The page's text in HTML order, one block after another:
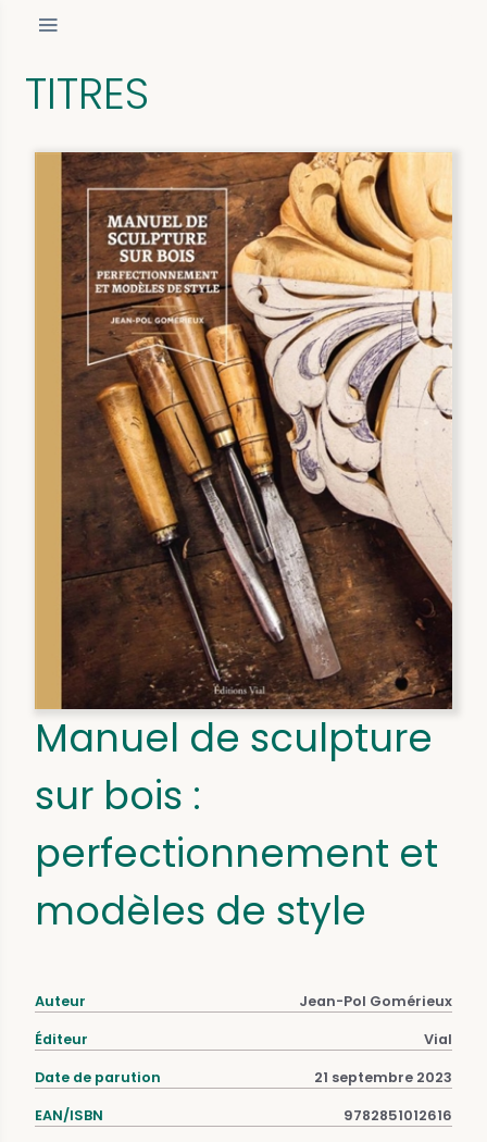
TITRES
Manuel de sculpture
sur bois :
perfectionnement et
modèles de style
Auteur Jean-Pol Gomérieux
Éditeur Vial
Date de parution 21 septembre 2023
EAN/ISBN 9782851012616